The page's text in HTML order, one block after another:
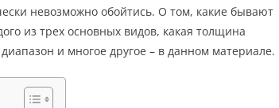
невозможно обойтись. О том, какие бывают
из трех основных видов, какая толщина
и многое другое – в данном материале.